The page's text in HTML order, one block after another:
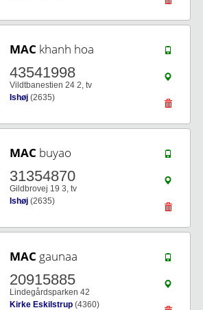
MAC khanh hoa
43541998
Vildtbanestien 24 2, tv
Ishøj (2635)
MAC buyao
31354870
Gildbrovej 19 3, tv
Ishøj (2635)
MAC gaunaa
20915885
Lindegårdsparken 42
Kirke Eskilstrup (4360)